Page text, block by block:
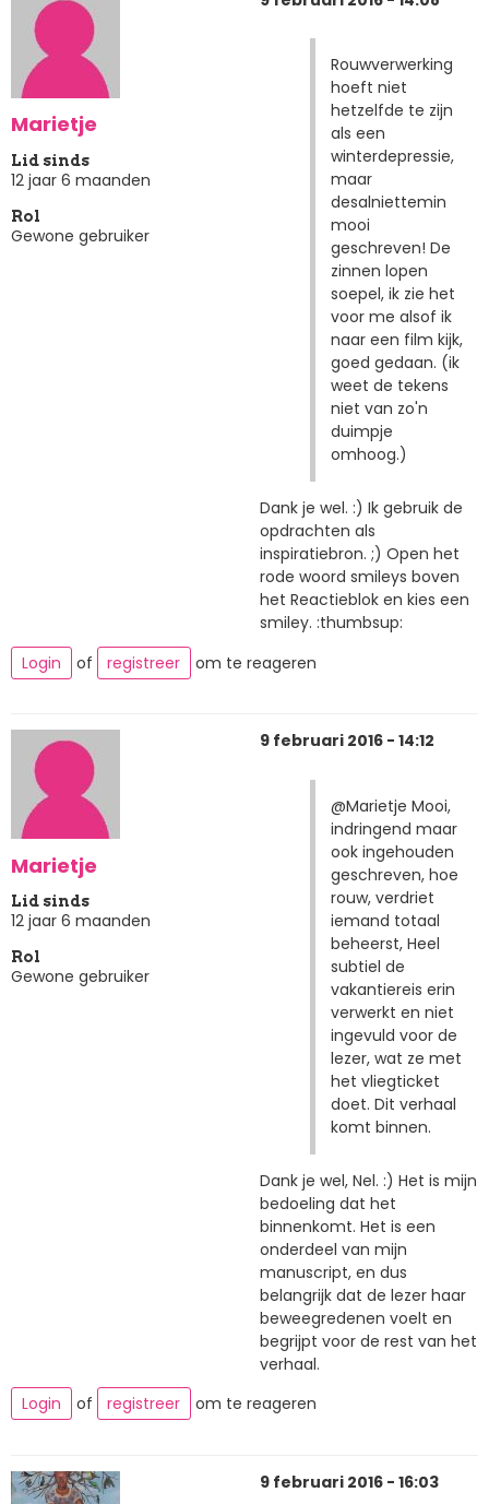
Marietje
Lid sinds
12 jaar 6 maanden
Rol
Gewone gebruiker
Rouwverwerking
hoeft niet
hetzelfde te zijn
als een
winterdepressie,
maar
desalniettemin
mooi
geschreven! De
zinnen lopen
soepel, ik zie het
voor me alsof ik
naar een film kijk,
goed gedaan. (ik
weet de tekens
niet van zo'n
duimpje
omhoog.)
Dank je wel. :) Ik gebruik de
opdrachten als
inspiratiebron. ;) Open het
rode woord smileys boven
het Reactieblok en kies een
smiley. :thumbsup:
Login
of registreer om te reageren
Marietje
Lid sinds
12 jaar 6 maanden
Rol
Gewone gebruiker
9 februari 2016 - 14:12
@Marietje Mooi,
indringend maar
ook ingehouden
geschreven, hoe
rouw, verdriet
iemand totaal
beheerst, Heel
subtiel de
vakantiereis erin
verwerkt en niet
ingevuld voor de
lezer, wat ze met
het vliegticket
doet. Dit verhaal
komt binnen.
Dank je wel, Nel. :) Het is mijn
bedoeling dat het
binnenkomt. Het is een
onderdeel van mijn
manuscript, en dus
belangrijk dat de lezer haar
beweegredenen voelt en
begrijpt voor de rest van het
verhaal.
Login
of registreer om te reageren
9 februari 2016 - 16:03